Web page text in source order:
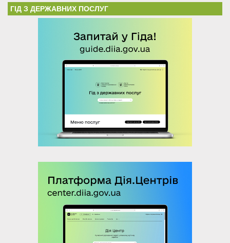
ГІД З ДЕРЖАВНИХ ПОСЛУГ